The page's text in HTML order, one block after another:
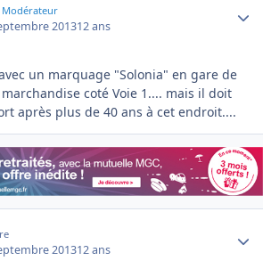
Modérateur
201312 ans
un marquage "Solonia" en gare de
coté Voie 1.... mais il doit
après plus de 40 ans à cet endroit....
201312 ans